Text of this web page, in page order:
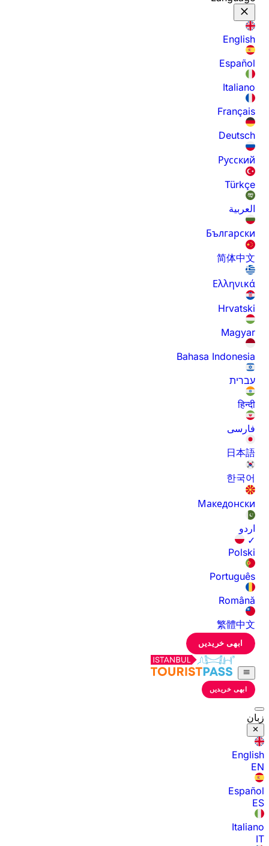
English
Español
Italiano
Français
Deutsch
Русский
Türkçe
العربية
Български
简体中文
Ελληνικά
Hrvatski
Magyar
Bahasa Indonesia
עברית
हिन्दी
فارسی
日本語
한국어
Македонски
اردو
✓
Polski
Português
Română
繁體中文
ابھی خریدیں
ابھی خریدیں
زبان
English
EN
Español
ES
Italiano
IT